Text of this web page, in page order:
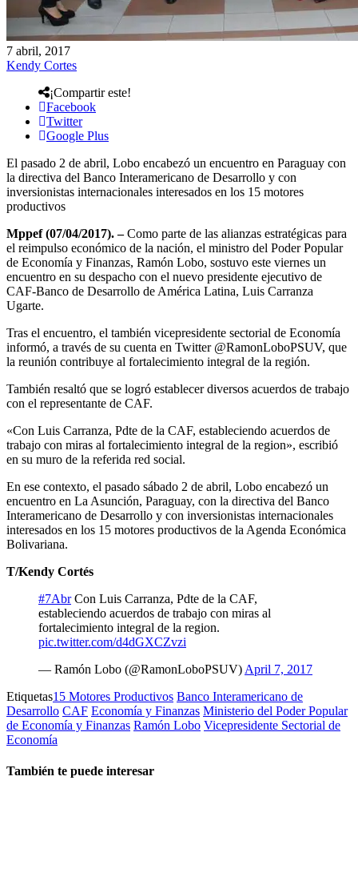
7 abril, 2017
Kendy Cortes
¡Compartir este!
Facebook
Twitter
Google Plus
El pasado 2 de abril, Lobo encabezó un encuentro en Paraguay con
la directiva del Banco Interamericano de Desarrollo y con
inversionistas internacionales interesados en los 15 motores
productivos
Mppef (07/04/2017). –Como parte de las alianzas estratégicas para
el reimpulso económico de la nación, el ministro del Poder Popular
de Economía y Finanzas, Ramón Lobo, sostuvo este viernes un
encuentro en su despacho con el nuevo presidente ejecutivo de
CAF-Banco de Desarrollo de América Latina, Luis Carranza
Ugarte.
Tras el encuentro, el también vicepresidente sectorial de Economía
informó, a través de su cuenta en Twitter @RamonLoboPSUV, que
la reunión contribuye al fortalecimiento integral de la región.
También resaltó que se logró establecer diversos acuerdos de trabajo
con el representante de CAF.
«Con Luis Carranza, Pdte de la CAF, estableciendo acuerdos de
trabajo con miras al fortalecimiento integral de la region», escribió
en su muro de la referida red social.
En ese contexto, el pasado sábado 2 de abril, Lobo encabezó un
encuentro en La Asunción, Paraguay, con la directiva del Banco
Interamericano de Desarrollo y con inversionistas internacionales
interesados en los 15 motores productivos de la Agenda Económica
Bolivariana.
T/Kendy Cortés
#7AbrCon Luis Carranza, Pdte de la CAF,
estableciendo acuerdos de trabajo con miras al
fortalecimiento integral de la region.
pic.twitter.com/d4dGXCZvzi
— Ramón Lobo (@RamonLoboPSUV) April 7, 2017
Etiquetas15 Motores Productivos Banco Interamericano de
Desarrollo CAF Economía y Finanzas Ministerio del Poder Popular
de Economía y Finanzas Ramón Lobo Vicepresidente Sectorial de
Economía
También te puede interesar